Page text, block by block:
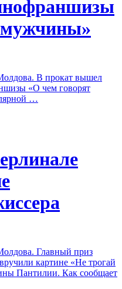
мужчины»
В прокат вышел
«О чем говорят
…
Главный приз
картине «Не трогай
Пантилии. Как сообщает